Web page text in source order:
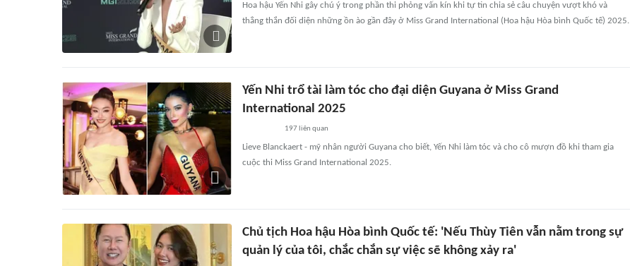
Hoa hậu Yến Nhi gây chú ý trong phần thi phỏng vấn kín khi tự tin chia sẻ câu chuyện vượt khó và
thẳng thắn đối diện những ồn ào gần đây ở Miss Grand International (Hoa hậu Hòa bình Quốc tế) 2025.
Yến Nhi trổ tài làm tóc cho đại diện Guyana ở Miss Grand
International 2025
197 liên quan
Lieve Blanckaert - mỹ nhân người Guyana cho biết, Yến Nhi làm tóc và cho cô mượn đồ khi tham gia
cuộc thi Miss Grand International 2025.
Chủ tịch Hoa hậu Hòa bình Quốc tế: 'Nếu Thùy Tiên vẫn nằm trong sự
quản lý của tôi, chắc chắn sự việc sẽ không xảy ra'